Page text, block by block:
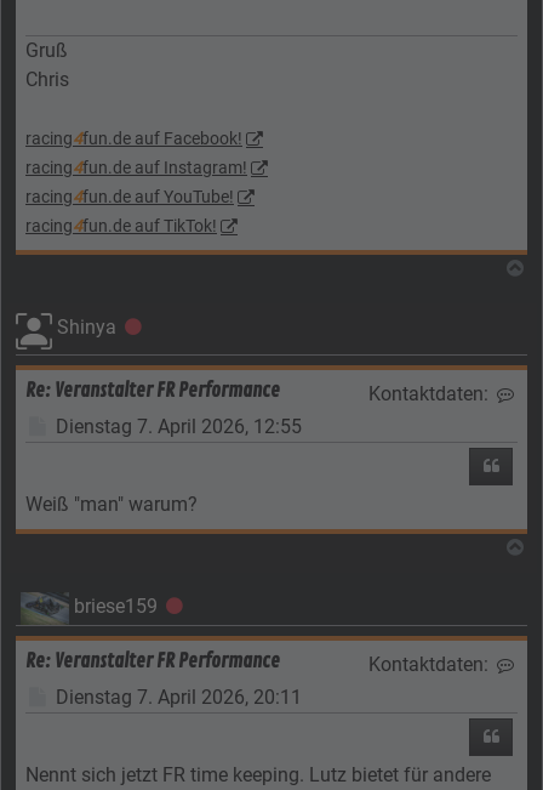
Gruß
Chris
racing4fun.de auf Facebook!
racing4fun.de auf Instagram!
racing4fun.de auf YouTube!
racing4fun.de auf TikTok!
Shinya Offline
Re: Veranstalter FR Performance Kontaktdaten:
Beitrag
Dienstag 7. April 2026, 12:55
Weiß "man" warum?
briese159 Offline
Re: Veranstalter FR Performance Kontaktdaten:
Beitrag
Dienstag 7. April 2026, 20:11
Nennt sich jetzt FR time keeping. Lutz bietet für andere